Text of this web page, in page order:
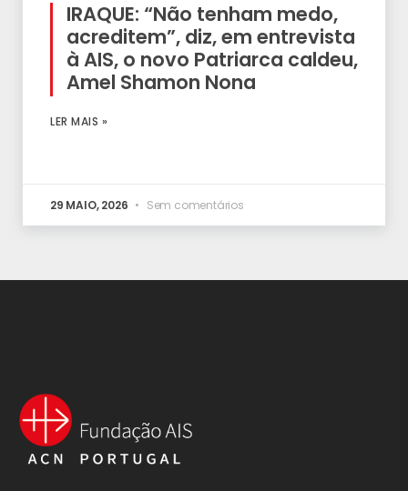
IRAQUE: “Não tenham medo,
acreditem”, diz, em entrevista
à AIS, o novo Patriarca caldeu,
Amel Shamon Nona
LER MAIS »
29 MAIO, 2026 Sem comentários